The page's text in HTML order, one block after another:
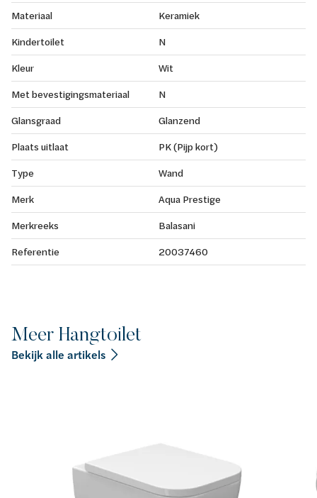
Materiaal
Keramiek
Kindertoilet
N
Kleur
Wit
Met bevestigingsmateriaal
N
Glansgraad
Glanzend
Plaats uitlaat
PK (Pijp kort)
Type
Wand
Merk
Aqua Prestige
Merkreeks
Balasani
Referentie
20037460
Meer Hangtoilet
Bekijk alle artikels